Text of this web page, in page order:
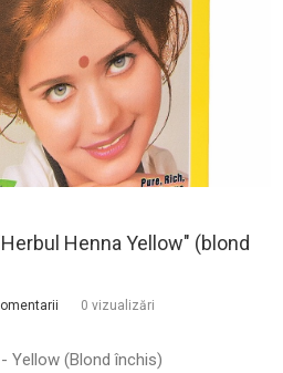
Henna Yellow" (blond
0 vizualizări
Yellow (Blond închis)